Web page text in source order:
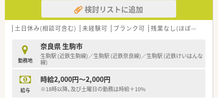
躍したい方、在宅業務にご興味のある方にオススメです。
■社員教育にも注力しています！未経験・ブランクのある方もま
ずはご相談ください。
検討リストに追加
土日休み(相談可含む) 未経験可 ブランク可 残業なし(ほぼなし含む)
勤務地
奈良県 生駒市
生駒駅 (近鉄生駒線)／生駒駅 (近鉄奈良線)／生駒駅 (近鉄けいはんな
線)
給与
時給2,000円～2,000円
※18時以降、及び土曜日の勤務は時給＋10%